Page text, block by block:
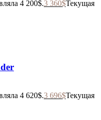
4 200$.3 360$Текущая
4 620$.3 696$Текущая